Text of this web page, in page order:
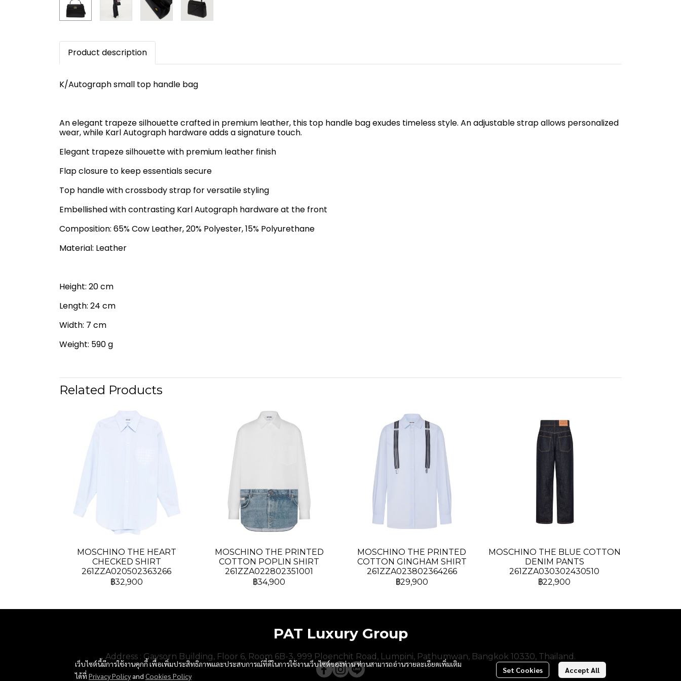
Product description
K/Autograph small top handle bag
An elegant trapeze silhouette crafted in premium leather, this top handle bag exudes timeless style. An adjustable strap allows personalized
wear, while Karl Autograph hardware adds a signature touch.
Elegant trapeze silhouette with premium leather finish
Flap closure to keep essentials secure
Top handle with crossbody strap for versatile styling
Embellished with contrasting Karl Autograph hardware at the front
Composition: 65% Cow Leather, 20% Polyester, 15% Polyurethane
Material: Leather
Height: 20 cm
Length: 24 cm
Width: 7 cm
Weight: 590 g
Related Products
MOSCHINO THE HEART
CHECKED SHIRT
261ZZA020502363266
฿32,900
MOSCHINO THE PRINTED
COTTON POPLIN SHIRT
261ZZA022802351001
฿34,900
MOSCHINO THE PRINTED
COTTON GINGHAM SHIRT
261ZZA023802364266
฿29,900
MOSCHINO THE BLUE COTTON
DENIM PANTS
261ZZA030302430510
฿22,900
เว็บไซต์นี้มีการใช้งานคุกกี้ เพื่อเพิ่มประสิทธิภาพและประสบการณ์ที่ดีในการใช้งานเว็บไซต์ของท่าน ท่านสามารถอ่านรายละเอียดเพิ่มเติม
ได้ที่ Privacy Policy and Cookies Policy
Set Cookies Accept All
PAT Luxury Group
Address : Gaysorn Building, Floor 6, Room 6B-3, 999 Ploenchit Road, Lumpini, Pathumwan, Bangkok 10330, Thailand.